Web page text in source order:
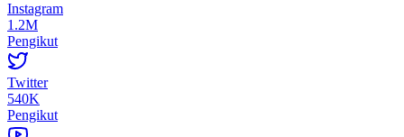
Instagram
1.2M
Pengikut
Twitter
540K
Pengikut